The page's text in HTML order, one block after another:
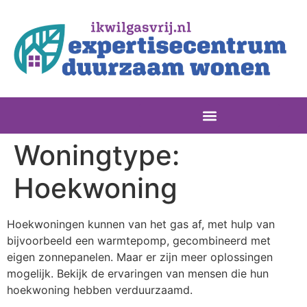
Woningtype:
Hoekwoning
Hoekwoningen kunnen van het gas af, met hulp van
bijvoorbeeld een warmtepomp, gecombineerd met
eigen zonnepanelen. Maar er zijn meer oplossingen
mogelijk. Bekijk de ervaringen van mensen die hun
hoekwoning hebben verduurzaamd.